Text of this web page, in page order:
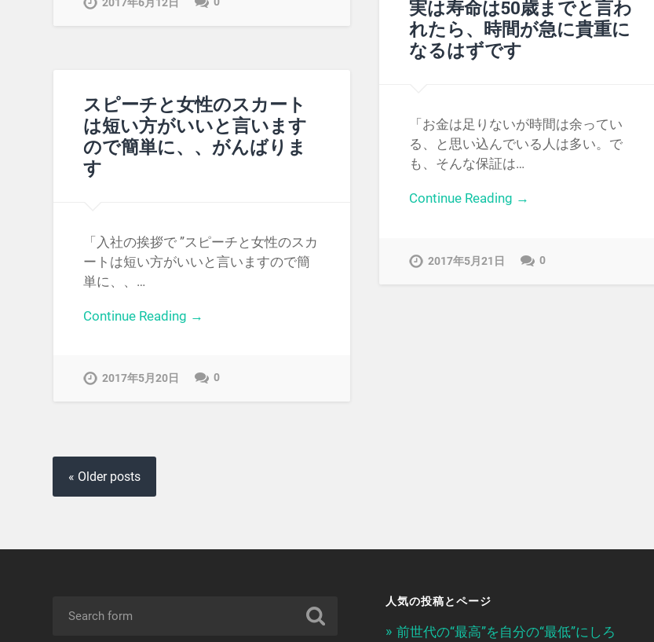
実は寿命は50歳までと言わ
れたら、時間が急に貴重に
なるはずです
「お金は足りないが時間は余ってい
る、と思い込んでいる人は多い。で
も、そんな保証は…
Continue Reading →
2017年5月21日 0
スピーチと女性のスカート
は短い方がいいと言います
ので簡単に、、がんばりま
す
「入社の挨拶で ”スピーチと女性のスカ
ートは短い方がいいと言いますので簡
単に、、…
Continue Reading →
2017年5月20日 0
« Older posts
人気の投稿とページ
前世代の“最高”を自分の“最低”にしろ